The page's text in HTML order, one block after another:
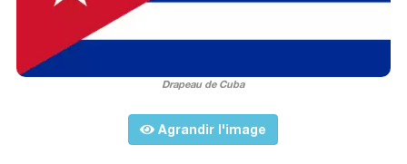
Drapeau de Cuba
Agrandir l'image